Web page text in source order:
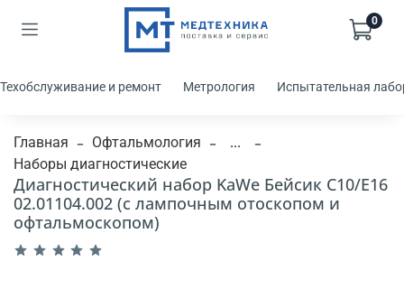
0
Техобслуживание и ремонт Метрология Испытательная
Главная Офтальмология
...
Наборы диагностические
Диагностический набор KaWe Бейсик C10/E16
02.01104.002 (с лампочным отоскопом и
офтальмоскопом)